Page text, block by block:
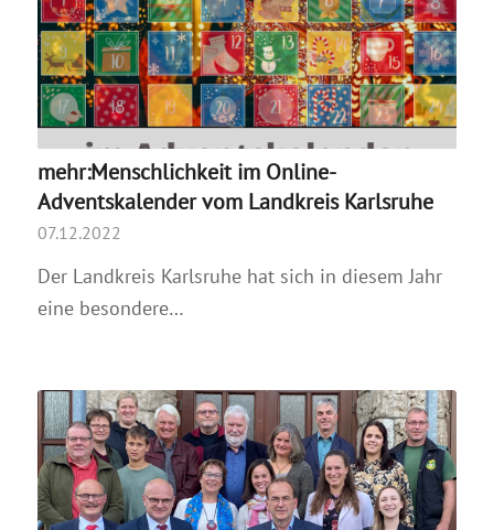
mehr:Menschlichkeit im Online-
Adventskalender vom Landkreis Karlsruhe
07.12.2022
Der Landkreis Karlsruhe hat sich in diesem Jahr
eine besondere…